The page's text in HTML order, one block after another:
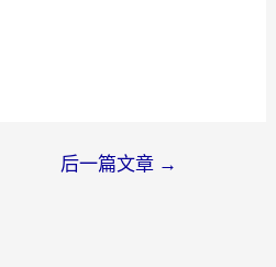
后一篇文章 →